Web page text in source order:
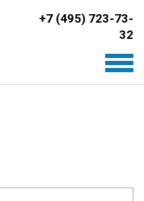
+7 (495) 723-73-
32